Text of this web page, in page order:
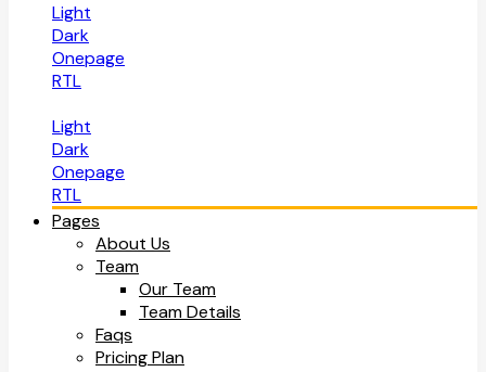
Light
Dark
Onepage
RTL
Light
Dark
Onepage
RTL
Pages
About Us
Team
Our Team
Team Details
Faqs
Pricing Plan